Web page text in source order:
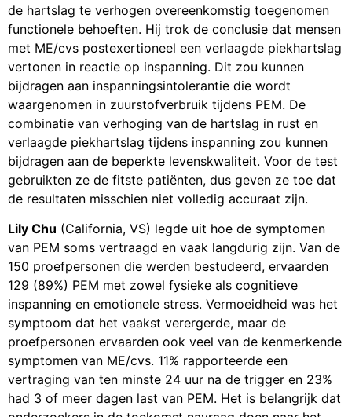
de hartslag te verhogen overeenkomstig toegenomen
functionele behoeften. Hij trok de conclusie dat mensen
met ME/cvs postexertioneel een verlaagde piekhartslag
vertonen in reactie op inspanning. Dit zou kunnen
bijdragen aan inspanningsintolerantie die wordt
waargenomen in zuurstofverbruik tijdens PEM. De
combinatie van verhoging van de hartslag in rust en
verlaagde piekhartslag tijdens inspanning zou kunnen
bijdragen aan de beperkte levenskwaliteit. Voor de test
gebruikten ze de fitste patiënten, dus geven ze toe dat
de resultaten misschien niet volledig accuraat zijn.
Lily Chu (California, VS) legde uit hoe de symptomen
van PEM soms vertraagd en vaak langdurig zijn. Van de
150 proefpersonen die werden bestudeerd, ervaarden
129 (89%) PEM met zowel fysieke als cognitieve
inspanning en emotionele stress. Vermoeidheid was het
symptoom dat het vaakst verergerde, maar de
proefpersonen ervaarden ook veel van de kenmerkende
symptomen van ME/cvs. 11% rapporteerde een
vertraging van ten minste 24 uur na de trigger en 23%
had 3 of meer dagen last van PEM. Het is belangrijk dat